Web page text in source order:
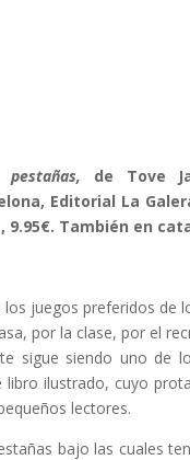
de Tove
Editorial La
9.95€. También en
los juegos preferidos de
por la clase, por el
sigue siendo uno de
ilustrado, cuyo
lectores.
bajo las cuales